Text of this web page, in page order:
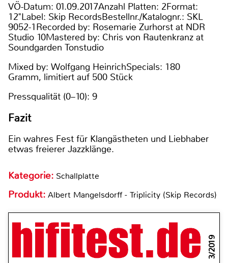
VÖ-Datum: 01.09.2017Anzahl Platten: 2Format:
12"Label: Skip RecordsBestellnr./Katalognr.: SKL
9052-1Recorded by: Rosemarie Zurhorst at NDR
Studio 10Mastered by: Chris von Rautenkranz at
Soundgarden Tonstudio
Mixed by: Wolfgang HeinrichSpecials: 180
Gramm, limitiert auf 500 Stück
Pressqualität (0–10): 9
Fazit
Ein wahres Fest für Klangästheten und Liebhaber
etwas freierer Jazzklänge.
Kategorie: Schallplatte
Produkt: Albert Mangelsdorff - Triplicity (Skip Records)
3/2019